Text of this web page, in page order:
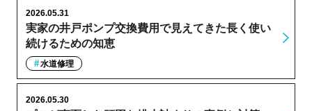
実家の井戸ポンプ交換費用で見えてきた長く使い
続けるための知恵
2026.05.31
水道修理
2026.05.30